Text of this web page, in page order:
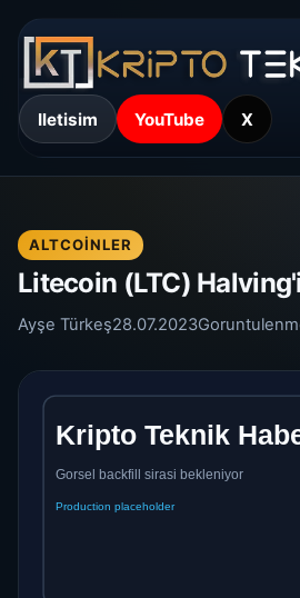
Iletisim YouTube X
ALTCOINLER
Litecoin (LTC)
Ayşe Türkeş28.07.2023